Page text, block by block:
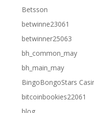
Betsson
betwinne23061
betwinner25063
bh_common_may
bh_main_may
BingoBongoStars
bitcoinbookies22061